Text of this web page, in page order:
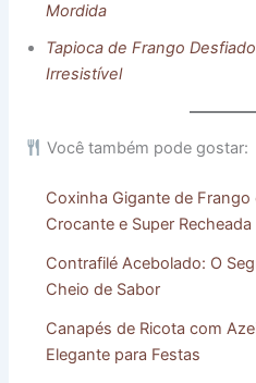
Mordida
Tapioca de Frango
Irresistível
Você também pode gostar:
Coxinha Gigante de Frango
Crocante e Super Recheada
Contrafilé Acebolado: O
Cheio de Sabor
Canapés de Ricota com
Elegante para Festas